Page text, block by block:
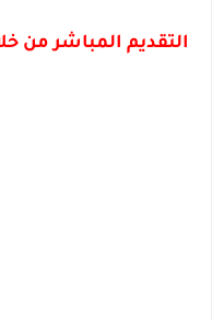
التقديم المباشر من